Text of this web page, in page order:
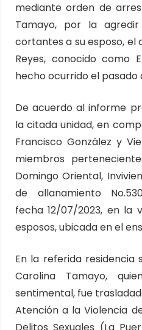
mediante orden de
Tamayo, por la
cortantes a su esposo, el
Reyes, conocido como
hecho ocurrido el pasado
De acuerdo al informe
la citada unidad, en
Francisco González y
miembros
Domingo Oriental,
de allanamiento
fecha 12/07/2023, en la
esposos, ubicada en el
En la referida
Carolina Tamayo,
sentimental, fue
Atención a la Violencia